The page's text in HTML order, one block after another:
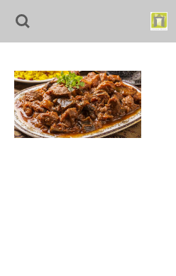
Ga
de
hoofdinhoud